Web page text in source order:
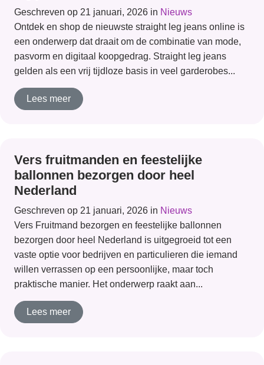
Geschreven op 21 januari, 2026 in Nieuws
Ontdek en shop de nieuwste straight leg jeans online is
een onderwerp dat draait om de combinatie van mode,
pasvorm en digitaal koopgedrag. Straight leg jeans
gelden als een vrij tijdloze basis in veel garderobes...
Lees meer
Vers fruitmanden en feestelijke
ballonnen bezorgen door heel
Nederland
Geschreven op 21 januari, 2026 in Nieuws
Vers Fruitmand bezorgen en feestelijke ballonnen
bezorgen door heel Nederland is uitgegroeid tot een
vaste optie voor bedrijven en particulieren die iemand
willen verrassen op een persoonlijke, maar toch
praktische manier. Het onderwerp raakt aan...
Lees meer